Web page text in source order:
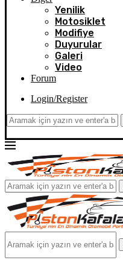
Yenilik
Motosiklet
Modifiye
Duyurular
Galeri
Video
Forum
Login/Register